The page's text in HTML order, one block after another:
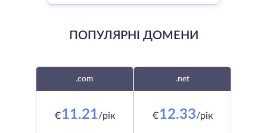
ПОПУЛЯРНІ ДОМЕНИ
.com
€11.21/рік
.net
€12.33/рік